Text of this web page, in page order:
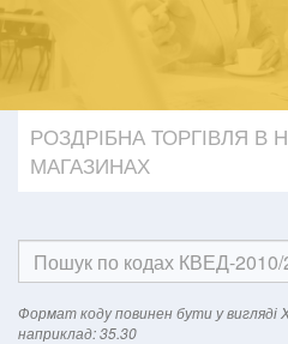
РОЗДРІБНА ТОРГІВЛЯ В
МАГАЗИНАХ
Формат кодy повинен бути у вигляді
наприклад: 35.30